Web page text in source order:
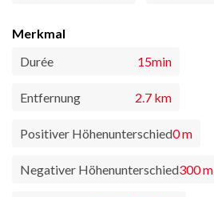
Merkmal
Durée
15min
Entfernung 2.7 km
Positiver Höhenunterschied0 m
Negativer Höhenunterschied300 m